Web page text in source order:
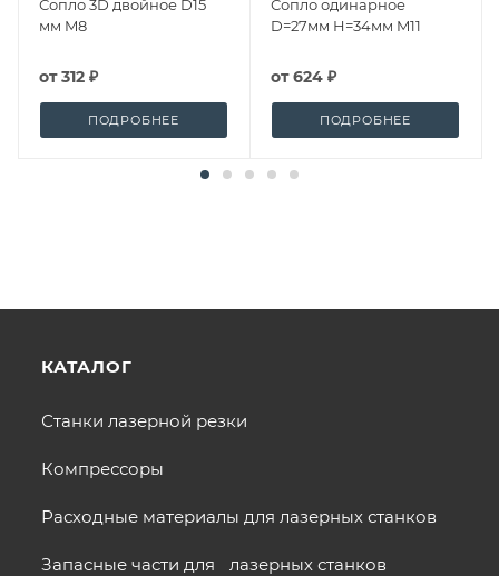
Сопло 3D двойное D15
мм M8
от312 ₽
ПОДРОБНЕЕ
Сопло одинарное
D=27мм H=34мм M11
от624 ₽
ПОДРОБНЕЕ
КАТАЛОГ
Станки лазерной резки
Компрессоры
Расходные материалы для лазерных станков
Запасные части для лазерных станков